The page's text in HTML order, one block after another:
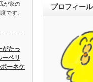
が家の
です。
がたっ
ーベリ
ーネケ
プロフィール